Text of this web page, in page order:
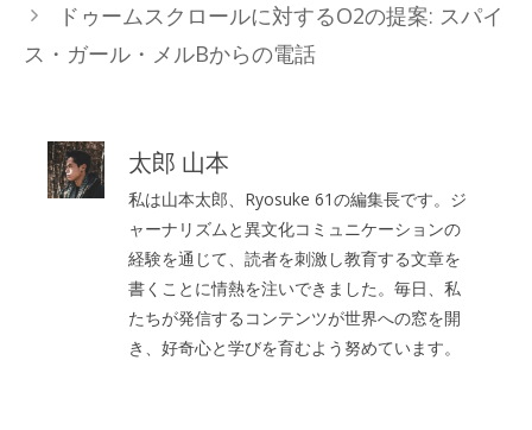
リ
ー
ドゥームスクロールに対するO2の提案: スパイ
ス・ガール・メルBからの電話
太郎 山本
私は山本太郎、Ryosuke 61の編集長です。ジ
ャーナリズムと異文化コミュニケーションの
経験を通じて、読者を刺激し教育する文章を
書くことに情熱を注いできました。毎日、私
たちが発信するコンテンツが世界への窓を開
き、好奇心と学びを育むよう努めています。